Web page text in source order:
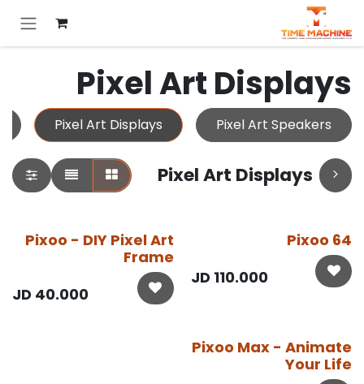
تخطي للذهاب إلى المحتوى
Pixel Art Displays
Pixel Art Speakers
Pixel Art Displays
Pixel Art Displays
Pixoo 64
JD 110.000
Pixoo - DIY Pixel Art
Frame
JD 40.000
Pixoo Max - Animate
Your Life